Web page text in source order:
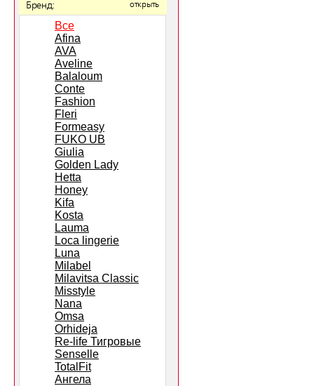
Бренд: открыть
Все
Afina
AVA
Aveline
Balaloum
Conte
Fashion
Fleri
Formeasy
FUKO UB
Giulia
Golden Lady
Hetta
Honey
Kifa
Kosta
Lauma
Loca lingerie
Luna
Milabel
Milavitsa Classic
Misstyle
Nana
Omsa
Orhideja
Re-life Тигровые
Senselle
TotalFit
Ангела